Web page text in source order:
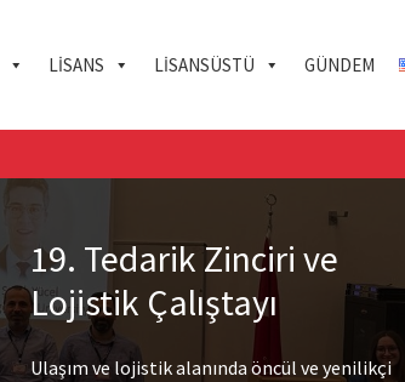
LISANS LISANSÜSTÜ GÜNDEM
19. Tedarik Zinciri ve
Lojistik Çalıştayı
Ulaşım ve lojistik alanında öncül ve yenilikçi